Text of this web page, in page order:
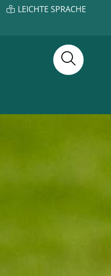
LEICHTE SPRACHE